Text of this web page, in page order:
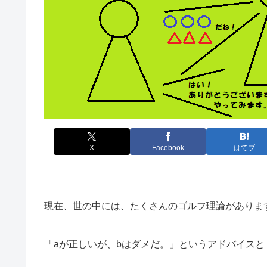
X Facebook はてブ
現在、世の中には、たくさんのゴルフ理論がありま
「aが正しいが、bはダメだ。」というアドバイスと